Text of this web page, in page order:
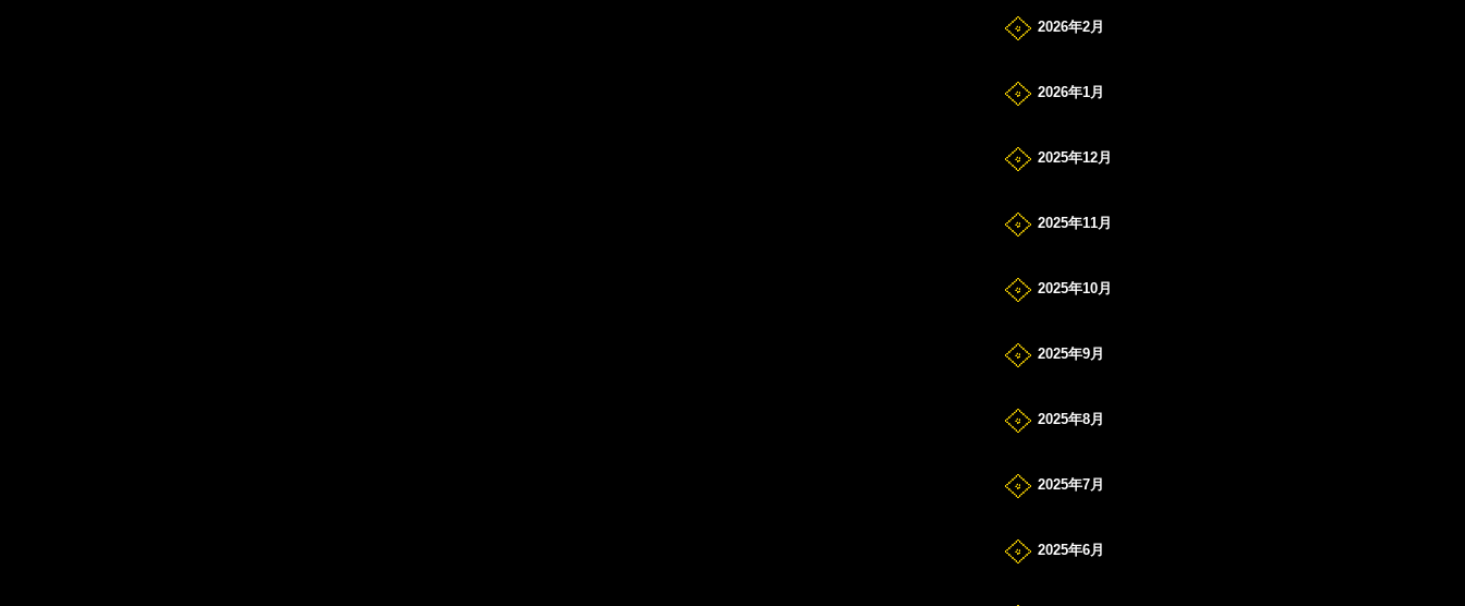
2026年2月
2026年1月
2025年12月
2025年11月
2025年10月
2025年9月
2025年8月
2025年7月
2025年6月